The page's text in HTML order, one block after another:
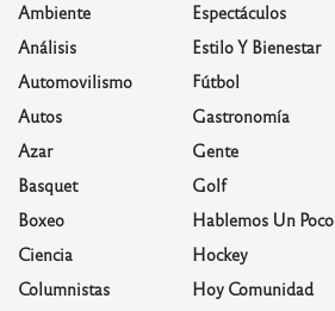
Ambiente
Análisis
Automovilismo
Autos
Azar
Basquet
Boxeo
Ciencia
Columnistas
Espectáculos
Estilo Y Bienestar
Fútbol
Gastronomía
Gente
Golf
Hablemos Un Poco
Hockey
Hoy Comunidad